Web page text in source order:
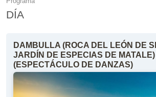
DÍA
DAMBULLA (ROCA DEL LEÓN DE
JARDÍN DE ESPECIAS DE
(ESPECTÁCULO DE DANZAS)